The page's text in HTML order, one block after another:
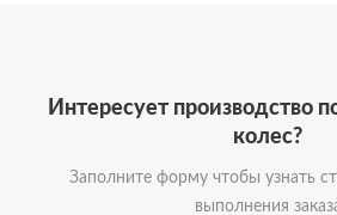
Интересует производство
колес?
Заполните форму чтобы узнать
выполнения